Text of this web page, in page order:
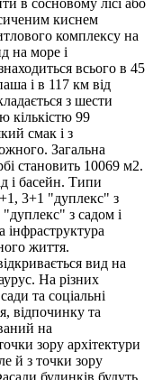
в сосновому лісі або
киснем
комплексу на
на море і
всього в 45
і в 117 км від
з шести
кількістю 99
смак і з
Загальна
становить 10069 м2.
і басейн. Типи
3+1 "дуплекс" з
з садом і
життя.
вид на
На різних
та соціальні
відпочинку та
на
зору архітектури
й з точки зору